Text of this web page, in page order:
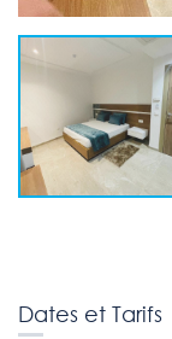
Dates et Tarifs